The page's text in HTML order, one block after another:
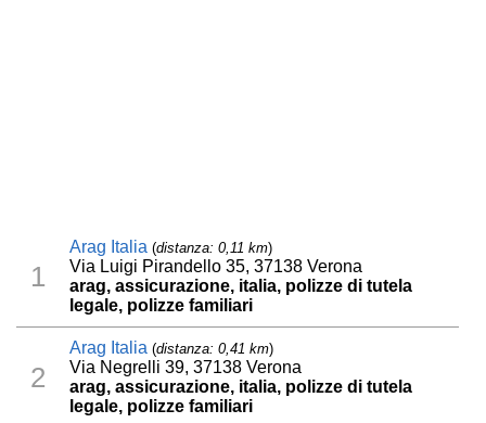
1
Arag Italia (distanza: 0,11 km)
Via Luigi Pirandello 35, 37138 Verona
arag, assicurazione, italia, polizze di tutela
legale, polizze familiari
2
Arag Italia (distanza: 0,41 km)
Via Negrelli 39, 37138 Verona
arag, assicurazione, italia, polizze di tutela
legale, polizze familiari